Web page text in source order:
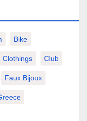
Bike
Clothings Club
Faux Bijoux